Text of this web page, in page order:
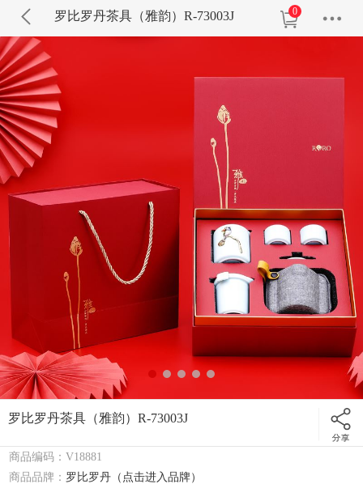
罗比罗丹茶具（雅韵）R-73003J 0
罗比罗丹茶具（雅韵）R-73003J
商品编码：V18881
商品品牌： 罗比罗丹（点击进入品牌）